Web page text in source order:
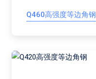
Q460高强度等边角钢